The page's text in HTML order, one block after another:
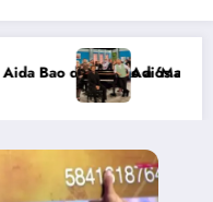
a ‘Mañaneros 360’
Adiós a ‘Cine de barrio’